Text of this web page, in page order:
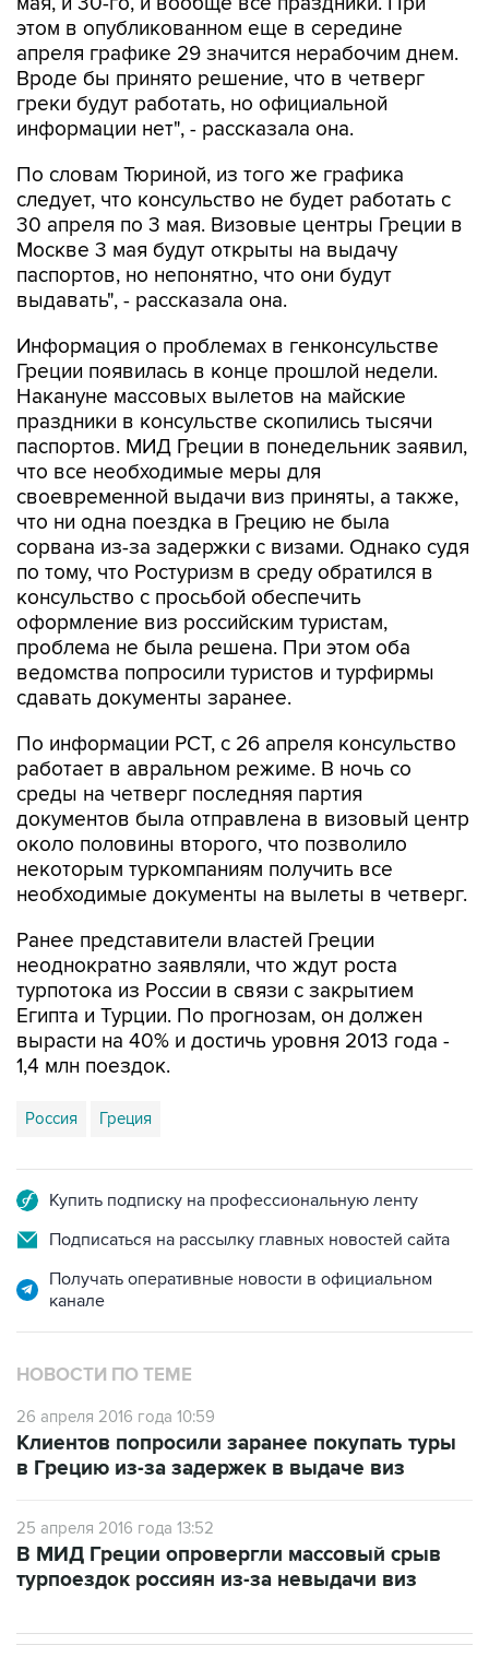
этом в опубликованном еще в середине
апреля графике 29 значится нерабочим днем.
Вроде бы принято решение, что в четверг
греки будут работать, но официальной
информации нет", - рассказала она.
По словам Тюриной, из того же графика
следует, что консульство не будет работать с
30 апреля по 3 мая. Визовые центры Греции в
Москве 3 мая будут открыты на выдачу
паспортов, но непонятно, что они будут
выдавать", - рассказала она.
Информация о проблемах в генконсульстве
Греции появилась в конце прошлой недели.
Накануне массовых вылетов на майские
праздники в консульстве скопились тысячи
паспортов. МИД Греции в понедельник заявил,
что все необходимые меры для
своевременной выдачи виз приняты, а также,
что ни одна поездка в Грецию не была
сорвана из-за задержки с визами. Однако судя
по тому, что Ростуризм в среду обратился в
консульство с просьбой обеспечить
оформление виз российским туристам,
проблема не была решена. При этом оба
ведомства попросили туристов и турфирмы
сдавать документы заранее.
По информации РСТ, с 26 апреля консульство
работает в авральном режиме. В ночь со
среды на четверг последняя партия
документов была отправлена в визовый центр
около половины второго, что позволило
некоторым туркомпаниям получить все
необходимые документы на вылеты в четверг.
Ранее представители властей Греции
неоднократно заявляли, что ждут роста
турпотока из России в связи с закрытием
Египта и Турции. По прогнозам, он должен
вырасти на 40% и достичь уровня 2013 года -
1,4 млн поездок.
Россия Греция
Купить подписку на профессиональную ленту
Подписаться на рассылку главных новостей сайта
Получать оперативные новости в официальном
канале
НОВОСТИ ПО ТЕМЕ
26 апреля 2016 года 10:59
Клиентов попросили заранее покупать туры
в Грецию из-за задержек в выдаче виз
25 апреля 2016 года 13:52
В МИД Греции опровергли массовый срыв
турпоездок россиян из-за невыдачи виз